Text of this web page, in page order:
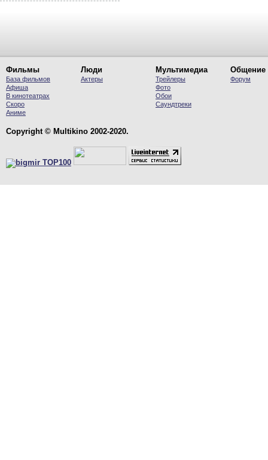
Фильмы
База фильмов
Афиша
В кинотеатрах
Скоро
Аниме
Люди
Актеры
Мультимедиа
Трейлеры
Фото
Обои
Саундтреки
Общение
Форум
Copyright © Multikino 2002-2020.